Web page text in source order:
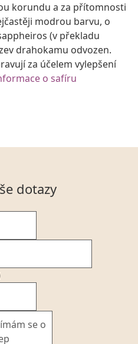
korundu a za přítomnosti
modrou barvu, o
(v překladu
drahokamu odvozen.
za účelem vylepšení
o safíru
dotazy